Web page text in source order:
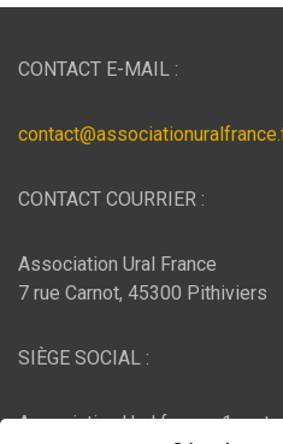
CONTACT E-MAIL :
CONTACT COURRIER :
Association Ural France
7 rue Carnot, 45300 Pithiviers
SIÈGE SOCIAL :
Association Ural france, 1